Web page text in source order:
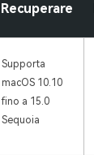
Recuperare
Supporta
macOS 10.10
fino a 15.0
Sequoia